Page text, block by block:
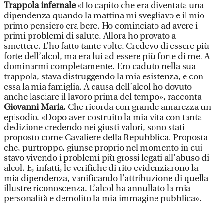
Trappola infernale«Ho capito che era diventata una
dipendenza quando la mattina mi svegliavo e il mio
primo pensiero era bere. Ho cominciato ad avere i
primi problemi di salute. Allora ho provato a
smettere. L’ho fatto tante volte. Credevo di essere più
forte dell’alcol, ma era lui ad essere più forte di me. A
dominarmi completamente. Ero caduto nella sua
trappola, stava distruggendo la mia esistenza, e con
essa la mia famiglia. A causa dell’alcol ho dovuto
anche lasciare il lavoro prima del tempo», racconta
Giovanni Maria. Che ricorda con grande amarezza un
episodio. «Dopo aver costruito la mia vita con tanta
dedizione credendo nei giusti valori, sono stati
proposto come Cavaliere della Repubblica. Proposta
che, purtroppo, giunse proprio nel momento in cui
stavo vivendo i problemi più grossi legati all’abuso di
alcol. E, infatti, le verifiche di rito evidenziarono la
mia dipendenza, vanificando l’attribuzione di quella
illustre riconoscenza. L’alcol ha annullato la mia
personalità e demolito la mia immagine pubblica».